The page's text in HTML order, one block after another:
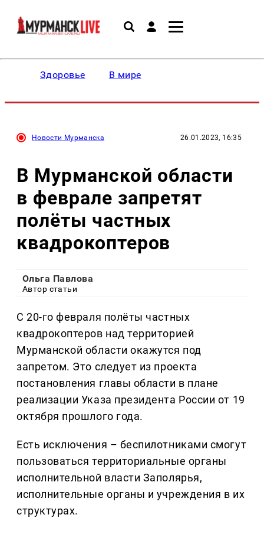
Здоровье В мире
Новости Мурманска 26.01.2023, 16:35
В Мурманской области
в феврале запретят
полёты частных
квадрокоптеров
Ольга Павлова
Автор статьи
С 20-го февраля полёты частных
квадрокоптеров над территорией
Мурманской области окажутся под
запретом. Это следует из проекта
постановления главы области в плане
реализации Указа президента России от 19
октября прошлого года.
Есть исключения – беспилотниками смогут
пользоваться территориальные органы
исполнительной власти Заполярья,
исполнительные органы и учреждения в их
структурах.